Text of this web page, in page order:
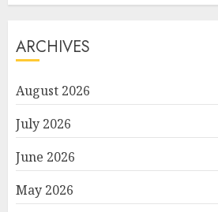
ARCHIVES
August 2026
July 2026
June 2026
May 2026